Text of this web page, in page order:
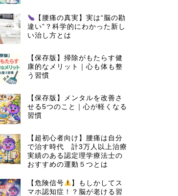
【腰痛の真実】実は“脳の勘
違い”？科学的にわかった新し
い治し方とは
【保存版】掃除がもたらす健
康的なメリット｜心も体も整
う習慣
【保存版】メンタルを改善さ
せる5つのこと｜心が軽くなる
習慣
【超初心者向け】腰痛は自分
で治す時代 計3万人以上治療
実績のある認定理学療法士の
おすすめの運動５つとは
【危険信号
】もしかしてス
マホ認知症！？脳が老ける習